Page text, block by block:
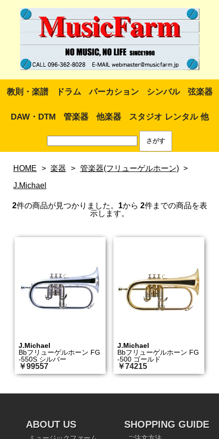
教則・楽譜 ドラム パーカション シンバル 弦楽器
DAW・DTM 管楽器 他楽器 スタジオ レンタル 他
HOME > 楽器 > 管楽器(フリューゲルホーン) >
J.Michael
2件の商品が見つかりました。 1から 2件までの商品を表
示します。
J.Michael
Bbフリューゲルホーン FG
-550S シルバー
￥99557
J.Michael
Bbフリューゲルホーン FG
-500 ゴールド
￥74215
ABOUT US SHOPPING GUIDE